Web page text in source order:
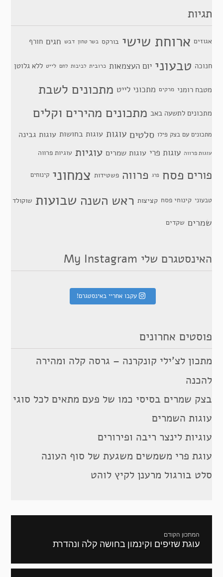
תגיות
אגוזים ארוחת שישי בורקס בשר טחון דבש חגים חורף
חנוכה טבעוני יום העצמאות כרובית לביבות לחם לייט ללא גלוטן
מטבח רומני מרקים מתכוני לייט מתכונים לשבת
מתכונים לתשעה באב מתכונים מהירים וקלים
מתכונים עם בצק פילו סלטים עוגות עוגות בחושות עוגות גבינה
עוגות פרווה עוגות פרי עוגות שמרים עוגיות עוגיות פרווה
פורים פסח פרג פרווה פשטידות צמחוני קינוחים
טבעוני קינוחי פסח קציצות ראש השנה שבועות שוקולד
שמרים שקדים
האינסטגרם שלי My Instagram
עקבו אחריי באינסטגרם!
פוסטים אחרונים
מתכון לצ’ילי קונקרנה – גרסה קלה ומהירה
להכנה
בצק שמרים בסיסי כמו של פעם מתאים לכל סוגי
עוגות השמרים
עוגיות לינצר ריבה ופירורים
עוגת פרי משמשים משגעת של סוף העונה
סלט בורגול מרענן לקיץ לוהט
המתכון הקודם
מתכון
עוגת שזיפים וקינמון בחושה קלה ונהדרת